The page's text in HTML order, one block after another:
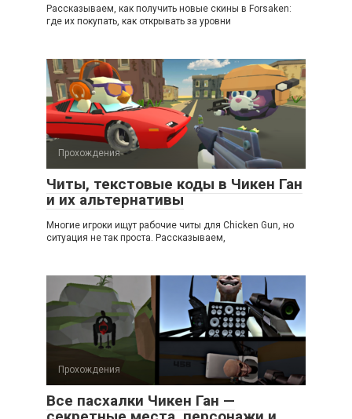
Рассказываем, как получить новые скины в Forsaken:
где их покупать, как открывать за уровни
Прохождения
Читы, текстовые коды в Чикен Ган
и их альтернативы
Многие игроки ищут рабочие читы для Chicken Gun, но
ситуация не так проста. Рассказываем,
Прохождения
Все пасхалки Чикен Ган —